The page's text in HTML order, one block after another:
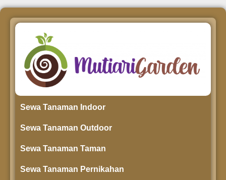
Sewa Tanaman Indoor
Sewa Tanaman Outdoor
Sewa Tanaman Taman
Sewa Tanaman Pernikahan